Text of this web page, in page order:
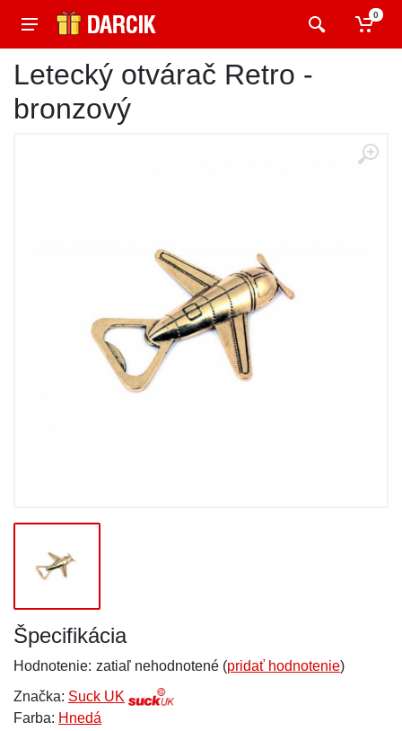
0
Letecký otvárač Retro -
bronzový
Špecifikácia
Hodnotenie: zatiaľ nehodnotené (pridať hodnotenie)
Značka: Suck UK
Farba: Hnedá